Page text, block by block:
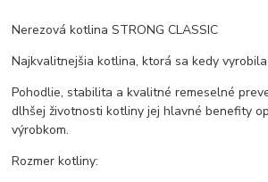
Nerezová kotlina STRONG CLASSIC
Najkvalitnejšia kotlina, ktorá sa kedy vyrobila
Pohodlie, stabilita a kvalitné remeselné
dlhšej životnosti kotliny jej hlavné benefity
výrobkom.
Rozmer kotliny: